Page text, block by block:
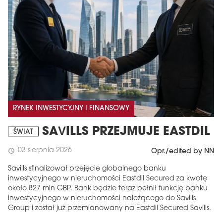
RYNEK INWESTYCYJNY I FINANSOWY
ŚWIAT SAVILLS PRZEJMUJE EASTDIL
schedule 03 sierpnia 2026 Opr./edited by NN
Savills sfinalizował przejęcie globalnego banku
inwestycyjnego w nieruchomości Eastdil Secured za kwotę
około 827 mln GBP. Bank będzie teraz pełnił funkcję banku
inwestycyjnego w nieruchomości należącego do Savills
Group i został już przemianowany na Eastdil Secured Savills.